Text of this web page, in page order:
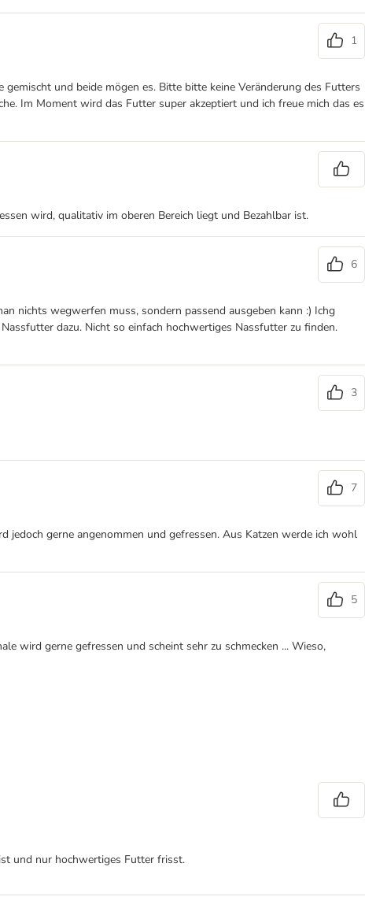
1
und beide mögen es. Bitte bitte keine Veränderung des Futters
Im Moment wird das Futter super akzeptiert und ich freue mich das es
wird, qualitativ im oberen Bereich liegt und Bezahlbar ist.
6
nichts wegwerfen muss, sondern passend ausgeben kann :) Ichg
dazu. Nicht so einfach hochwertiges Nassfutter zu finden.
3
7
jedoch gerne angenommen und gefressen. Aus Katzen werde ich wohl
5
wird gerne gefressen und scheint sehr zu schmecken ... Wieso,
und nur hochwertiges Futter frisst.